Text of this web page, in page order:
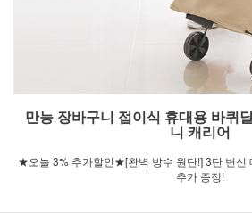
만능 장바구니 접이식 휴대용 바퀴
니 캐리어
★오늘 3% 추가할인★[완벽 방수 원단!] 3단 변신
추가 증정!